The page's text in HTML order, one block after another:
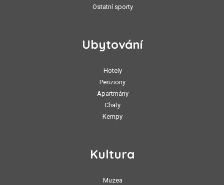
Ostatní sporty
Ubytování
Hotely
Penziony
Apartmány
Chaty
Kempy
Kultura
Muzea